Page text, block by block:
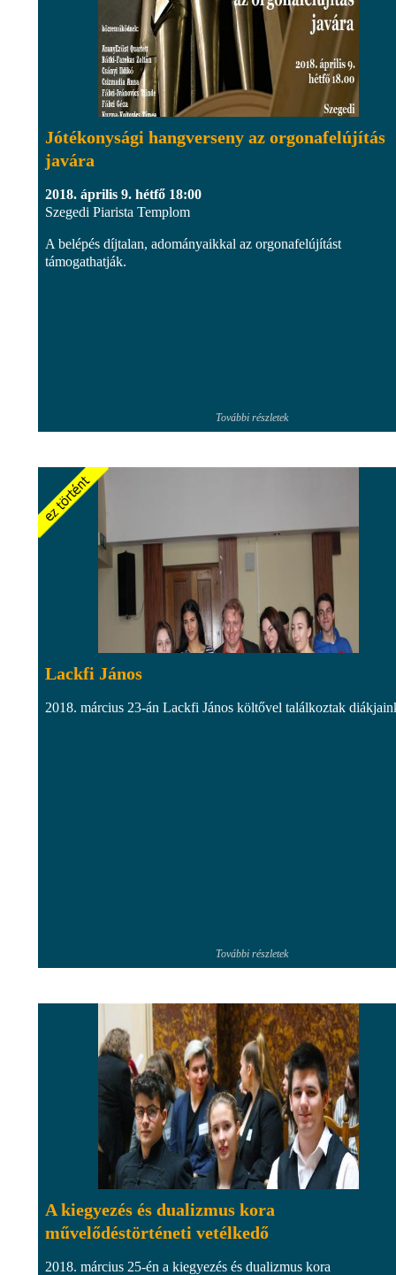
Jótékonysági hangverseny az orgonafelújítás
javára
2018. április 9. hétfő 18:00
Szegedi Piarista Templom
A belépés díjtalan, adományaikkal az orgonafelújítást
támogathatják.
További részletek
Lackfi János
2018. március 23-án Lackfi János költővel találkoztak
További részletek
A kiegyezés és dualizmus kora
művelődéstörténeti vetélkedő
2018. március 25-én a kiegyezés és dualizmus kora